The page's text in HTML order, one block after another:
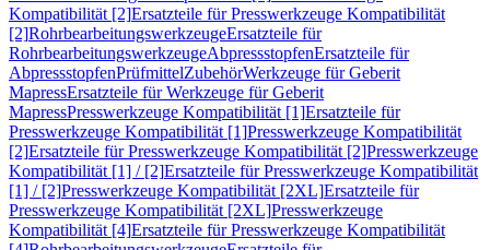
Kompatibilität [2]Ersatzteile für Presswerkzeuge Kompatibilität
[2]RohrbearbeitungswerkzeugeErsatzteile für
RohrbearbeitungswerkzeugeAbpressstopfenErsatzteile für
AbpressstopfenPrüfmittelZubehörWerkzeuge für Geberit
MapressErsatzteile für Werkzeuge für Geberit
MapressPresswerkzeuge Kompatibilität [1]Ersatzteile für
Presswerkzeuge Kompatibilität [1]Presswerkzeuge Kompatibilität
[2]Ersatzteile für Presswerkzeuge Kompatibilität [2]Presswerkzeuge
Kompatibilität [1] / [2]Ersatzteile für Presswerkzeuge Kompatibilität
[1] / [2]Presswerkzeuge Kompatibilität [2XL]Ersatzteile für
Presswerkzeuge Kompatibilität [2XL]Presswerkzeuge
Kompatibilität [4]Ersatzteile für Presswerkzeuge Kompatibilität